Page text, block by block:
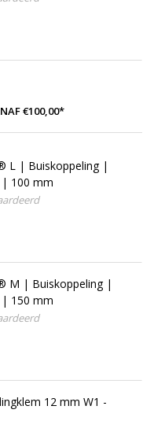
€100,00*
L | Buiskoppeling |
| 100 mm
M | Buiskoppeling |
| 150 mm
12 mm W1 -